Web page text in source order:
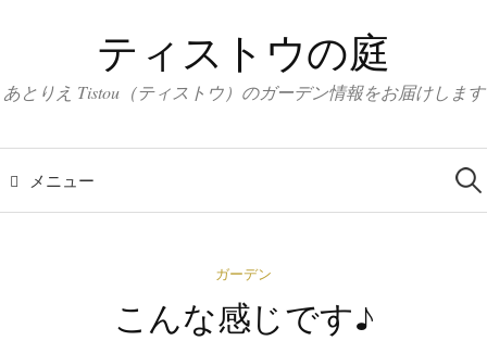
ン
ス
キ
ティストウの庭
あとりえ Tistou（ティストウ）のガーデン情報をお届けします
メニュー
検
索:
ガーデン
こんな感じです♪